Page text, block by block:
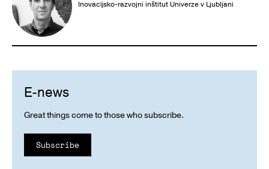
Inovacijsko-razvojni inštitut Univerze v Ljubljani
E-news
Great things come to those who subscribe.
Subscribe